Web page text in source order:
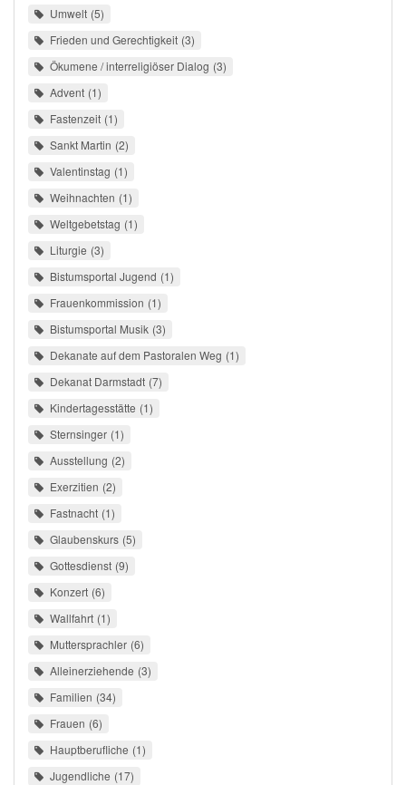
Umwelt 5
Frieden und Gerechtigkeit 3
Ökumene / interreligiöser Dialog 3
Advent 1
Fastenzeit 1
Sankt Martin 2
Valentinstag 1
Weihnachten 1
Weltgebetstag 1
Liturgie 3
Bistumsportal Jugend 1
Frauenkommission 1
Bistumsportal Musik 3
Dekanate auf dem Pastoralen Weg 1
Dekanat Darmstadt 7
Kindertagesstätte 1
Sternsinger 1
Ausstellung 2
Exerzitien 2
Fastnacht 1
Glaubenskurs 5
Gottesdienst 9
Konzert 6
Wallfahrt 1
Muttersprachler 6
Alleinerziehende 3
Familien 34
Frauen 6
Hauptberufliche 1
Jugendliche 17